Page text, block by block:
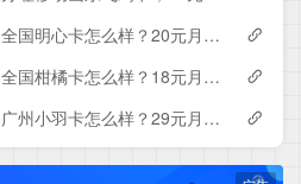
移动全国明心卡怎么样？20元月租包350G+200分钟+会员——移动流量卡测评
移动全国柑橘卡怎么样？18元月租包160G+100分钟+会员——移动流量卡测评
移动广州小羽卡怎么样？29元月租包150G+100分钟+会员——移动流量卡测评